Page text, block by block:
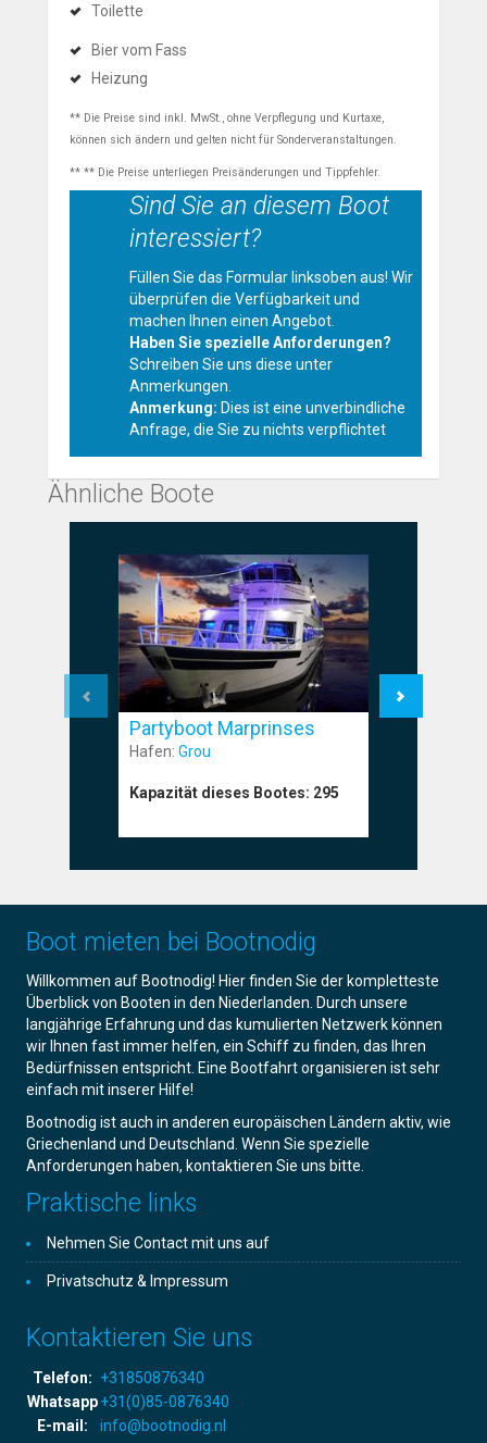
Toilette
Bier vom Fass
Heizung
** Die Preise sind inkl. MwSt., ohne Verpflegung und Kurtaxe,
können sich ändern und gelten nicht für Sonderveranstaltungen.
** ** Die Preise unterliegen Preisänderungen und Tippfehler.
Sind Sie an diesem Boot
interessiert?
Füllen Sie das Formular linksoben aus! Wir
überprüfen die Verfügbarkeit und
machen Ihnen einen Angebot.
Haben Sie spezielle Anforderungen?
Schreiben Sie uns diese unter
Anmerkungen.
Anmerkung: Dies ist eine unverbindliche
Anfrage, die Sie zu nichts verpflichtet
Ähnliche Boote
Partyboot Marprinses
Hafen: Grou
Kapazität dieses Bootes: 295
Boot mieten bei Bootnodig
Willkommen auf Bootnodig! Hier finden Sie der kompletteste
Überblick von Booten in den Niederlanden. Durch unsere
langjährige Erfahrung und das kumulierten Netzwerk können
wir Ihnen fast immer helfen, ein Schiff zu finden, das Ihren
Bedürfnissen entspricht. Eine Bootfahrt organisieren ist sehr
einfach mit inserer Hilfe!
Bootnodig ist auch in anderen europäischen Ländern aktiv, wie
Griechenland und Deutschland. Wenn Sie spezielle
Anforderungen haben, kontaktieren Sie uns bitte.
Praktische links
Nehmen Sie Contact mit uns auf
Privatschutz & Impressum
Kontaktieren Sie uns
Telefon: +31850876340
Whatsapp+31(0)85-0876340
E-mail:
info@bootnodig.nl